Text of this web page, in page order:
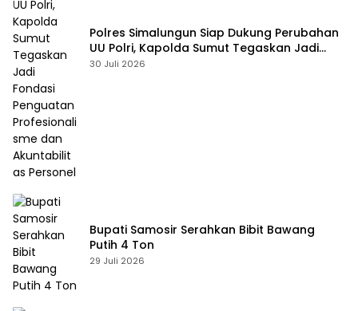
Polres Simalungun Siap Dukung Perubahan
UU Polri, Kapolda Sumut Tegaskan Jadi
Fondasi Penguatan Profesionalisme dan
30 Juli 2026
Bupati Samosir Serahkan Bibit Bawang
Putih 4 Ton
29 Juli 2026